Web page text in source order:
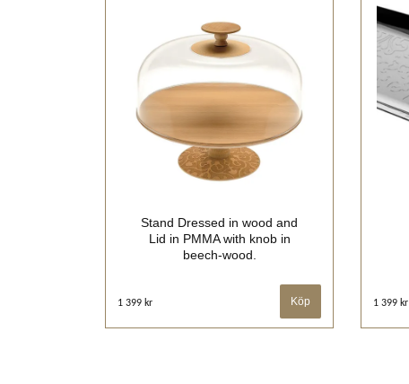
Stand Dressed in wood and
Lid in PMMA with knob in
beech-wood.
1 399 kr 1 399 kr